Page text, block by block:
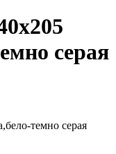
серая